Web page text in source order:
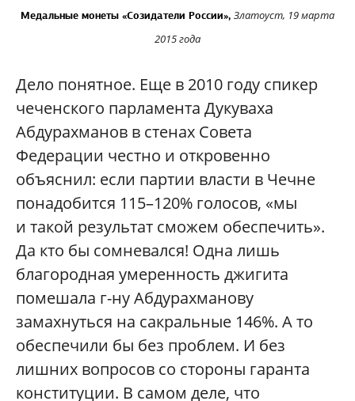
Медальные монеты «Созидатели России», Златоуст, 19 марта
2015 года
Дело понятное. Еще в 2010 году спикер
чеченского парламента Дукуваха
Абдурахманов в стенах Совета
Федерации честно и откровенно
объяснил: если партии власти в Чечне
понадобится 115–120% голосов, «мы
и такой результат сможем обеспечить».
Да кто бы сомневался! Одна лишь
благородная умеренность джигита
помешала г-ну Абдурахманову
замахнуться на сакральные 146%. А то
обеспечили бы без проблем. И без
лишних вопросов со стороны гаранта
конституции. В самом деле, что